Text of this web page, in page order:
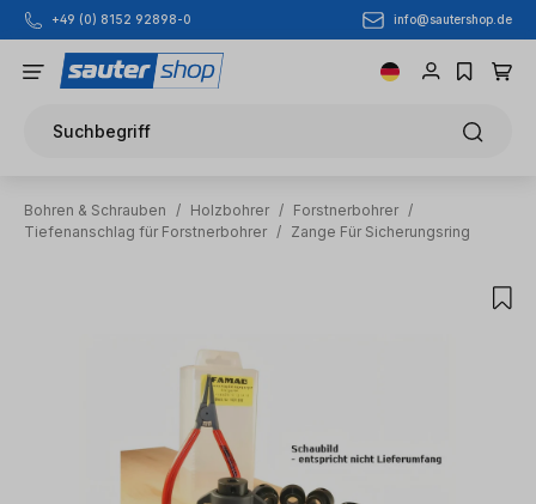
Zum Hauptinhalt springen
+49 (0) 8152 92898-0 info@sautershop.de
Suchbegriff
Bohren & Schrauben / Holzbohrer / Forstnerbohrer /
Tiefenanschlag für Forstnerbohrer / Zange Für Sicherungsring